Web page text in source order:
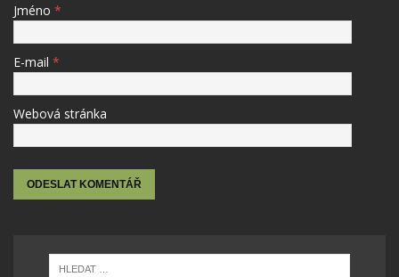
Jméno *
E-mail *
Webová stránka